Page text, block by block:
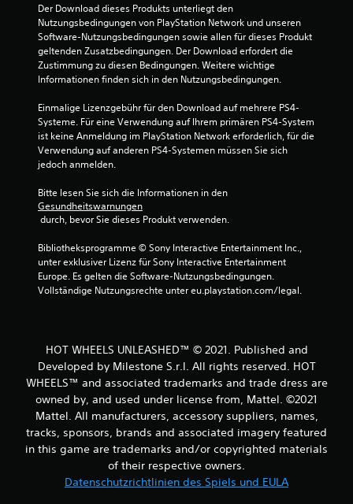
S
e
r
a
u
7
4
0
B
e
Der Download dieses Produkts unterliegt den
Nutzungsbedingungen von PlayStation Network und unseren
Software-Nutzungsbedingungen sowie allen für dieses Produkt
geltenden Zusatzbedingungen. Der Download erfordert die
Zustimmung zu diesen Bedingungen. Weitere wichtige
Informationen finden sich in den Nutzungsbedingungen.
Einmalige Lizenzgebühr für den Download auf mehrere PS4-
Systeme. Für eine Verwendung auf Ihrem primären PS4-System
ist keine Anmeldung im PlayStation Network erforderlich, für die
Verwendung auf anderen PS4-Systemen müssen Sie sich
jedoch anmelden.
Bitte lesen Sie sich die Informationen in den
Gesundheitswarnungen
durch, bevor Sie dieses Produkt verwenden.
Bibliotheksprogramme © Sony Interactive Entertainment Inc.,
unter exklusiver Lizenz für Sony Interactive Entertainment
Europe. Es gelten die Software-Nutzungsbedingungen.
Vollständige Nutzungsrechte unter eu.playstation.com/legal.
HOT WHEELS UNLEASHED™ © 2021. Published and
Developed by Milestone S.r.l. All rights reserved. HOT
WHEELS™ and associated trademarks and trade dress are
owned by, and used under license from, Mattel. ©2021
Mattel. All manufacturers, accessory suppliers, names,
tracks, sponsors, brands and associated imagery featured
in this game are trademarks and/or copyrighted materials
of their respective owners.
Datenschutzrichtlinien des Spiels und EULA